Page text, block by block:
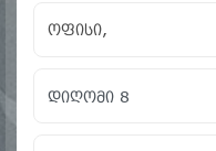
ოფისი,